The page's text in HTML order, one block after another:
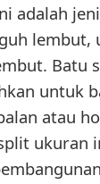
adalah
lembut,
Batu
untuk
atau
ukuran